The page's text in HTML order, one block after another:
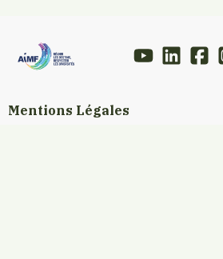
Mentions Légales